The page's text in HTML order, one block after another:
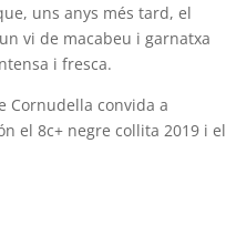
uns anys més tard, el
vi de macabeu i garnatxa
i fresca.
Cornudella convida a
el 8c+ negre collita 2019 i el